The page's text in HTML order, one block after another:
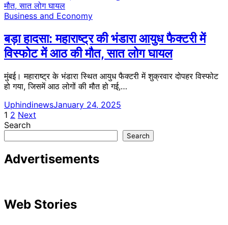
Business and Economy
बड़ा हादसा: महाराष्ट्र की भंडारा आयुध फैक्टरी में
विस्फोट में आठ की मौत, सात लोग घायल
मुंबई। महाराष्ट्र के भंडारा स्थित आयुध फैक्टरी में शुक्रवार दोपहर विस्फोट
हो गया, जिसमें आठ लोगों की मौत हो गई,…
UphindinewsJanuary 24, 2025
Posts
pagination
1 2 Next
Search
Search
Advertisements
Web Stories